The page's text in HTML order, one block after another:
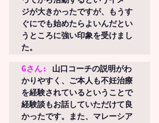
ジが大きかったですが、もうす
ぐにでも始めたらよいんだとい
うところに強い印象を受けまし
た。
Gさん:
山口コーチの説明がわ
かりやすく、
ご本人も不妊治療
を経験されているということで
経験談もお話していただけて良
かったです。また、 マレーシア